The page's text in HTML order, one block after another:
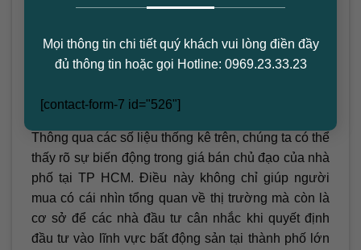
Mọi thông tin chi tiết quý khách vui lòng điền đầy
đủ thông tin hoặc gọi Hotline: 0969.23.33.23
[contact-form-7 id="526"]
– 4,6 tỷ đồng, với trung bình là 3,8 tỷ đồng.
Thông qua các số liệu thống kê trên, chúng ta có thể
thấy rõ sự biến động trong giá bán chủ đạo của nhà
phố tại TP HCM. Điều này không chỉ giúp người
mua có cái nhìn tổng quan về thị trường mà còn là
cơ sở để các nhà đầu tư cân nhắc khi quyết định
đầu tư vào lĩnh vực bất động sản tại thành phố lớn